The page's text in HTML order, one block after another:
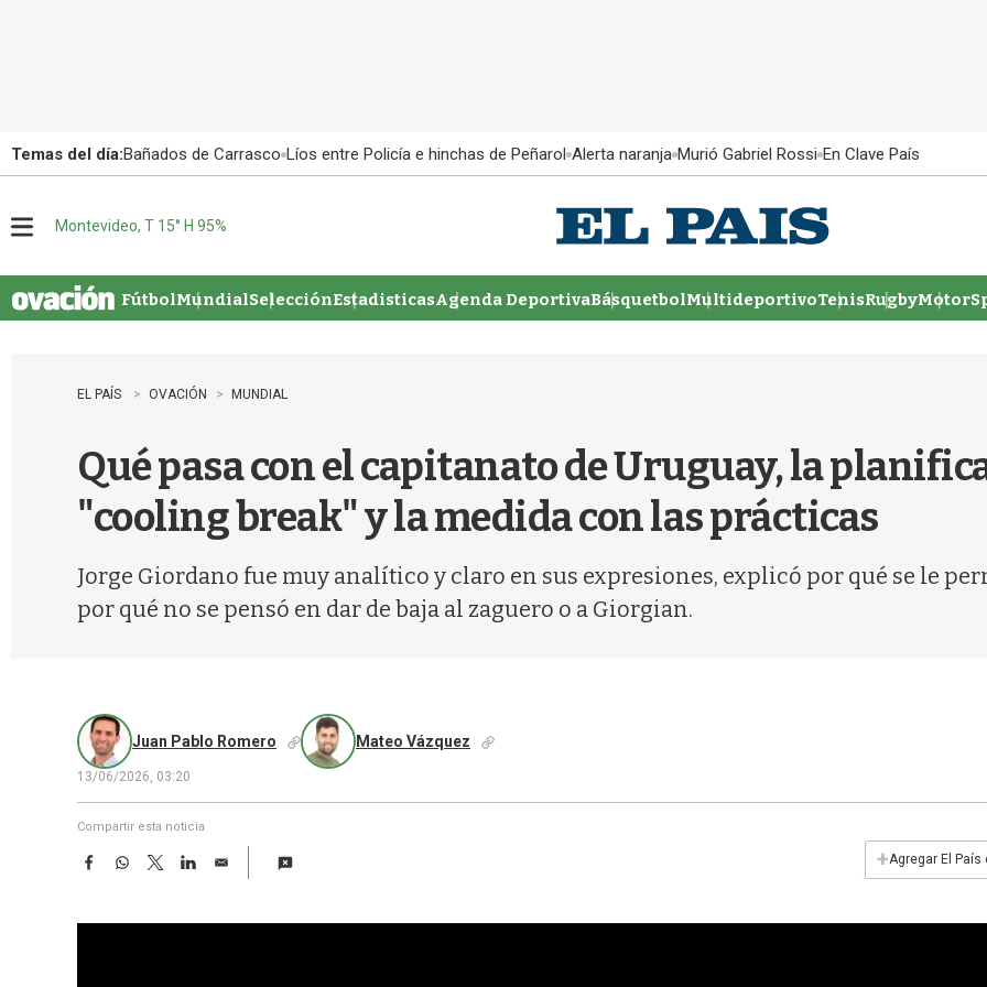
Temas del día:Bañados de Carrasco Líos entre Policía e hinchas de Peñarol Alerta naranja Murió Gabriel Rossi En Clave País
u
Montevideo, T 15° H 95%
FútbolMundialSelecciónEstadisticasAgenda DeportivaBásquetbolMultideportivoTenisRugby
EL PAÍS OVACIÓN MUNDIAL
Qué pasa con el capitanato de Uruguay, la
"cooling break" y la medida con las prácticas
Jorge Giordano fue muy analítico y claro en sus expresiones, explicó por qué se le
por qué no se pensó en dar de baja al zaguero o a Giorgian.
Juan Pablo Romero Mateo Vázquez
13/06/2026, 03:20
Compartir esta noticia
F
e
W
t
T
w
t
L
k
E
i
+Agregar El País